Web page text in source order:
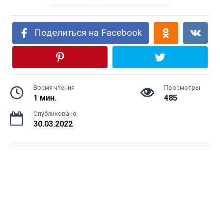
Поделиться на Facebook
Время чтения
1 мин.
Просмотры
485
Опубликовано
30.03.2022